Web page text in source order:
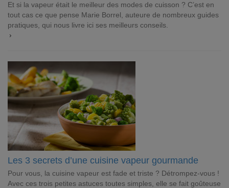
Et si la vapeur était le meilleur des modes de cuisson ? C’est en
tout cas ce que pense Marie Borrel, auteure de nombreux guides
pratiques, qui nous livre ici ses meilleurs conseils.
Les 3 secrets d’une cuisine vapeur gourmande
Pour vous, la cuisine vapeur est fade et triste ? Détrompez-vous !
Avec ces trois petites astuces toutes simples, elle se fait goûteuse